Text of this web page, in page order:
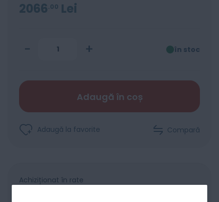
2066 00 Lei
- + în stoc
Adaugă în coș
Adaugă la favorite Compară
Achiziționat în rate